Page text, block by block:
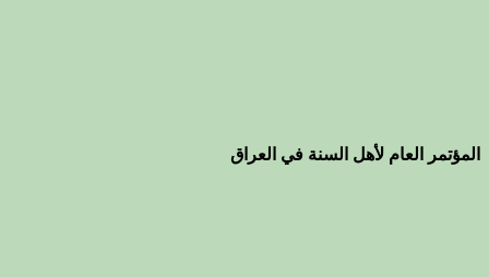
المؤتمر العام لأهل السنة في العراق